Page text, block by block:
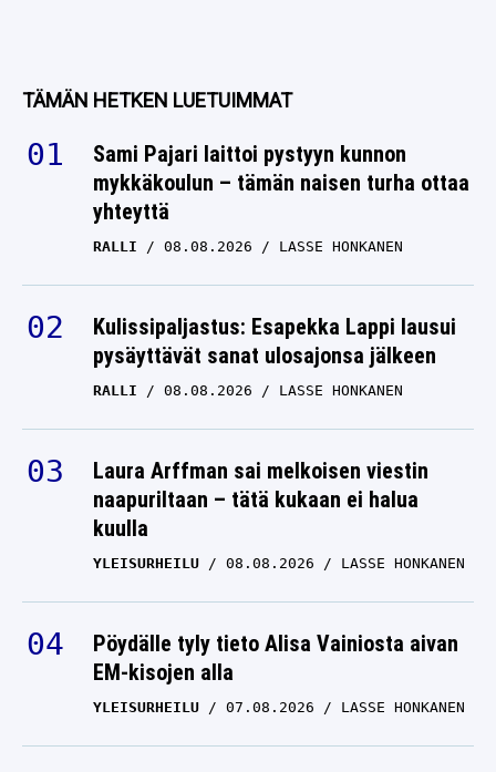
TÄMÄN HETKEN LUETUIMMAT
Sami Pajari laittoi pystyyn kunnon
mykkäkoulun – tämän naisen turha ottaa
yhteyttä
RALLI 08.08.2026 LASSE HONKANEN
Kulissipaljastus: Esapekka Lappi lausui
pysäyttävät sanat ulosajonsa jälkeen
RALLI 08.08.2026 LASSE HONKANEN
Laura Arffman sai melkoisen viestin
naapuriltaan – tätä kukaan ei halua
kuulla
YLEISURHEILU 08.08.2026 LASSE HONKANEN
Pöydälle tyly tieto Alisa Vainiosta aivan
EM-kisojen alla
YLEISURHEILU 07.08.2026 LASSE HONKANEN